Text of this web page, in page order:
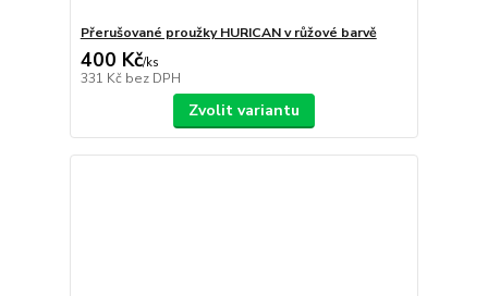
Přerušované proužky HURICAN v růžové barvě
400 Kč/ks
331 Kč bez DPH
Zvolit variantu